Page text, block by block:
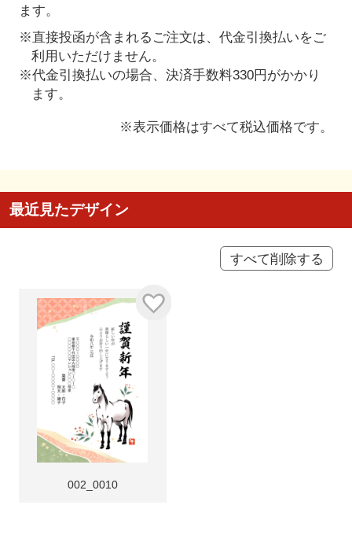
ます。
※直接投函が含まれるご注文は、代金引換払いをご
利用いただけません。
※代金引換払いの場合、決済手数料330円がかかり
ます。
※表示価格はすべて税込価格です。
最近見たデザイン
すべて削除する
002_0010